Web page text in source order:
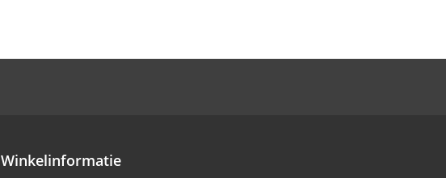
Winkelinformatie